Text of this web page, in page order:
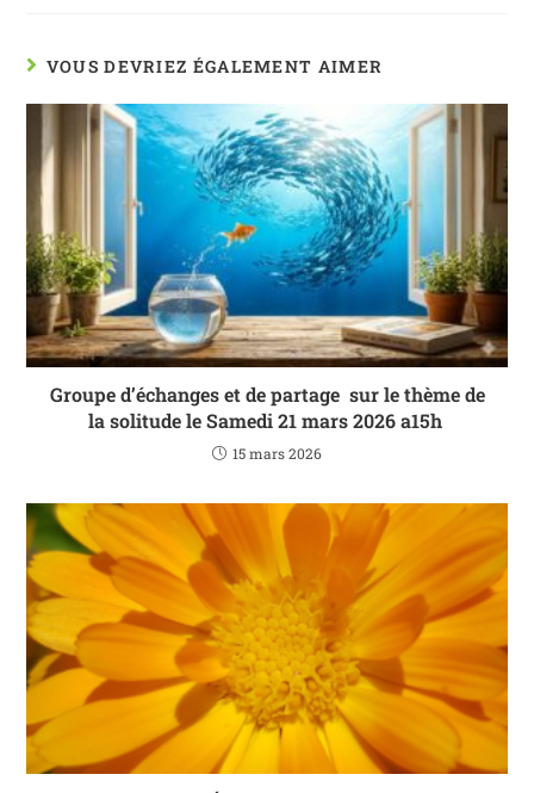
VOUS DEVRIEZ ÉGALEMENT AIMER
Groupe d’échanges et de partage sur le thème de
la solitude le Samedi 21 mars 2026 a15h
15 mars 2026